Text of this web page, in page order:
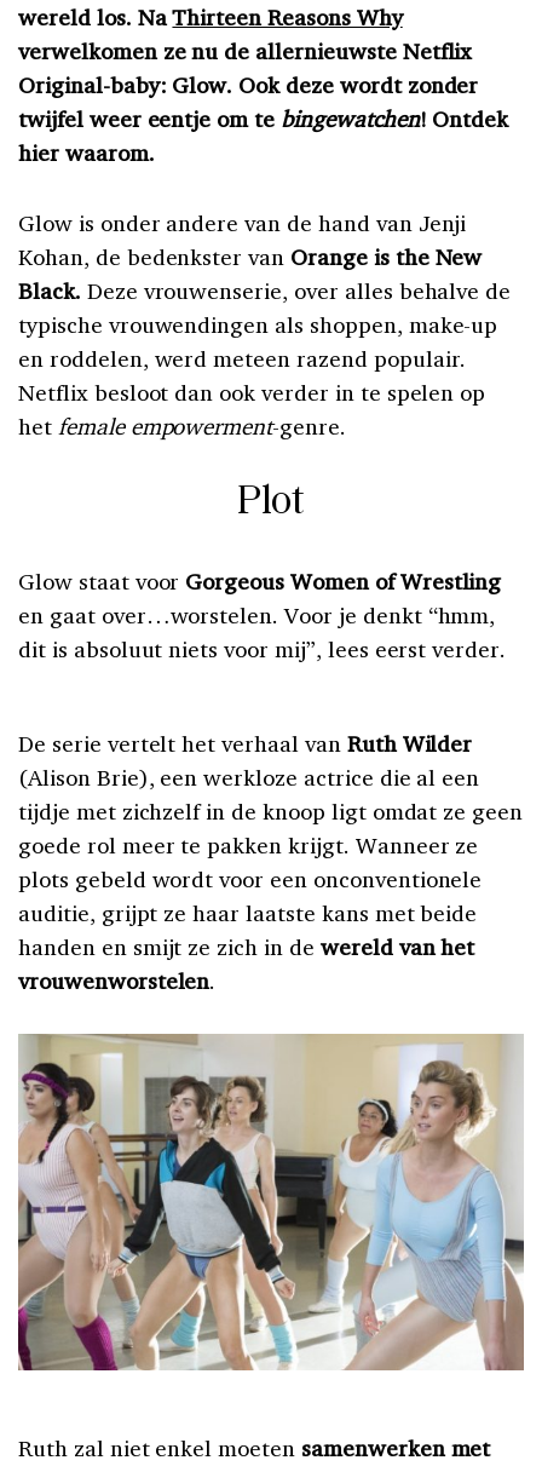
wereld los. NaThirteen Reasons Why
verwelkomen ze nu de allernieuwste Netflix
Original-baby: Glow. Ook deze wordt zonder
twijfel weer eentje om te bingewatchen! Ontdek
hier waarom.
Glow is onder andere van de hand van Jenji
Kohan, de bedenkster van Orange is the New
Black. Deze vrouwenserie, over alles behalve de
typische vrouwendingen als shoppen, make-up
en roddelen, werd meteen razend populair.
Netflix besloot dan ook verder in te spelen op
hetfemale empowerment-genre.
Plot
Glow staat voor Gorgeous Women of Wrestling
en gaat over…worstelen. Voor je denkt “hmm,
dit is absoluut niets voor mij”, lees eerst verder.
De serie vertelt het verhaal van Ruth Wilder
(Alison Brie), een werkloze actrice die al een
tijdje met zichzelf in de knoop ligt omdat ze geen
goede rol meer te pakken krijgt. Wanneer ze
plots gebeld wordt voor een onconventionele
auditie, grijpt ze haar laatste kans met beide
handen en smijt ze zich in de wereld van het
vrouwenworstelen.
Ruth zal niet enkel moeten samenwerken met